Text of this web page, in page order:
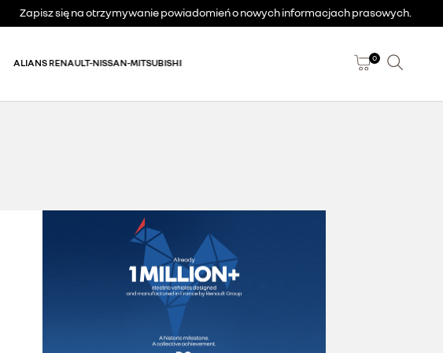
Zapisz się na otrzymywanie powiadomień o nowych informacjach prasowych.
ALIANS RENAULT-NISSAN-MITSUBISHI 0